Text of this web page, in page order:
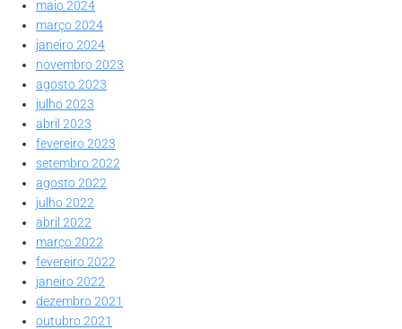
maio 2024
março 2024
janeiro 2024
novembro 2023
agosto 2023
julho 2023
abril 2023
fevereiro 2023
setembro 2022
agosto 2022
julho 2022
abril 2022
março 2022
fevereiro 2022
janeiro 2022
dezembro 2021
outubro 2021